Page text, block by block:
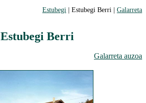
Estubegi | Estubegi Berri | Galarreta
Estubegi Berri
Galarreta auzoa